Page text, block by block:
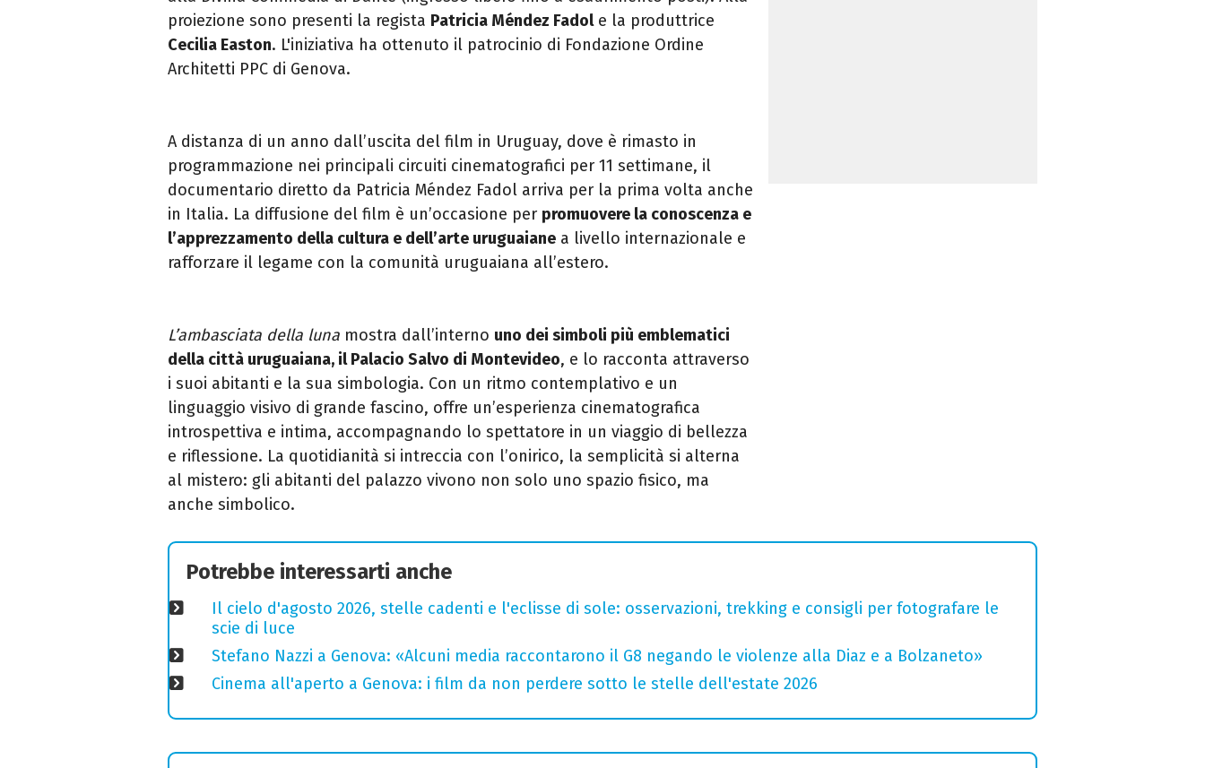
proiezione sono presenti la regista Patricia Méndez Fadol e la produttrice
Cecilia Easton. L'iniziativa ha ottenuto il patrocinio di Fondazione Ordine
Architetti PPC di Genova.
A distanza di un anno dall’uscita del film in Uruguay, dove è rimasto in
programmazione nei principali circuiti cinematografici per 11 settimane, il
documentario diretto da Patricia Méndez Fadol arriva per la prima volta anche
in Italia. La diffusione del film è un’occasione per promuovere la conoscenza e
l’apprezzamento della cultura e dell’arte uruguaiane a livello internazionale e
rafforzare il legame con la comunità uruguaiana all’estero.
L’ambasciata della luna mostra dall’interno uno dei simboli più emblematici
della città uruguaiana, ilPalacio Salvo di Montevideo, e lo racconta attraverso
i suoi abitanti e la sua simbologia. Con un ritmo contemplativo e un
linguaggio visivo di grande fascino, offre un’esperienza cinematografica
introspettiva e intima, accompagnando lo spettatore in un viaggio di bellezza
e riflessione. La quotidianità si intreccia con l’onirico, la semplicità si alterna
al mistero: gli abitanti del palazzo vivono non solo uno spazio fisico, ma
anche simbolico.
Potrebbe interessarti anche
Il cielo d'agosto 2026, stelle cadenti e l'eclisse di sole: osservazioni, trekking e consigli per fotografare le
scie di luce
Stefano Nazzi a Genova: «Alcuni media raccontarono il G8 negando le violenze alla Diaz e a Bolzaneto»
Cinema all'aperto a Genova: i film da non perdere sotto le stelle dell'estate 2026